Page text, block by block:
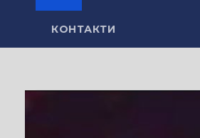
КОНТАКТИ